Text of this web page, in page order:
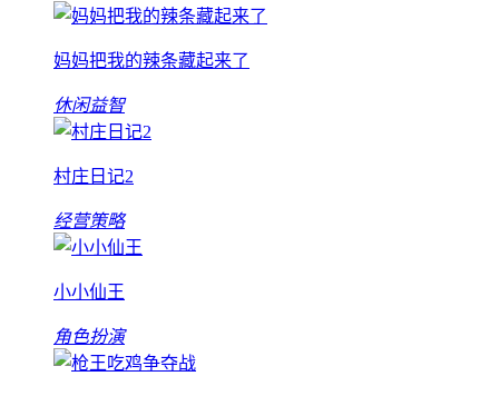
妈妈把我的辣条藏起来了
休闲益智
村庄日记2
经营策略
小小仙王
角色扮演